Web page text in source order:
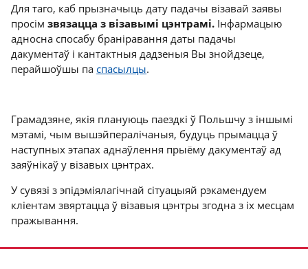
Для таго, каб прызначыць дату падачы візавай заявы
просімзвязацца з візавымі цэнтрамі. Інфармацыю
адносна спосабу браніравання даты падачы
дакументаў і кантактныя дадзеныя Вы знойдзеце,
перайшоўшы па спасылцы.
Грамадзяне, якія плануюць паездкі ў Польшчу з іншымі
мэтамі, чым вышэйпералічаныя, будуць прымацца ў
наступных этапах аднаўлення прыёму дакументаў ад
заяўнікаў у візавых цэнтрах.
У сувязі з эпідэміялагічнай сітуацыяй рэкамендуем
кліентам звяртацца ў візавыя цэнтры згодна з іх месцам
пражывання.